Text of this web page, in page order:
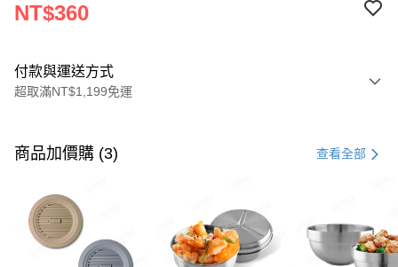
NT$360
付款與運送方式
超取滿NT$1,199免運
信用卡一次付款
Apple Pay
街口支付
商品加價購 (3) 查看全部